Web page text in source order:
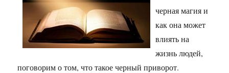
черная магия и
как она может
влиять на
жизнь людей,
поговорим о том, что такое черный приворот.